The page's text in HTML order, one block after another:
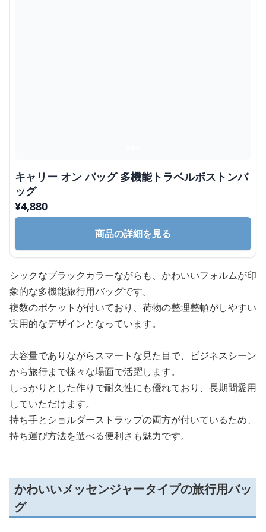
キャリー オン バッグ 多機能トラベルボストンバ
ッグ
¥4,880
商品の詳細を見る
シックなブラックカラーながらも、かわいいフォルムが印
象的な多機能旅行用バッグです。
複数のポケットが付いており、荷物の整理整頓がしやすい
実用的なデザインとなっています。
大容量でありながらスマートな見た目で、ビジネスシーン
から旅行まで様々な場面で活躍します。
しっかりとした作りで耐久性にも優れており、長期間愛用
していただけます。
持ち手とショルダーストラップの両方が付いているため、
持ち運び方法を選べる便利さも魅力です。
かわいいメッセンジャータイプの旅行用バッ
グ